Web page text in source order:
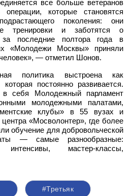
все больше ветеранов
операции, которые становятся
поколения: они
тренировки и заботятся о
за последние полтора года в
«Молодежи Москвы» приняли
— отметил Шонов.
политика выстроена как
постоянно развивается.
себя Молодежный парламент
молодежными палатами,
клубы» в 55 вузах и
«Мосволонтер», где более
обучение для добровольческой
— самые разнообразные:
мастер-классы,
#Третьяк